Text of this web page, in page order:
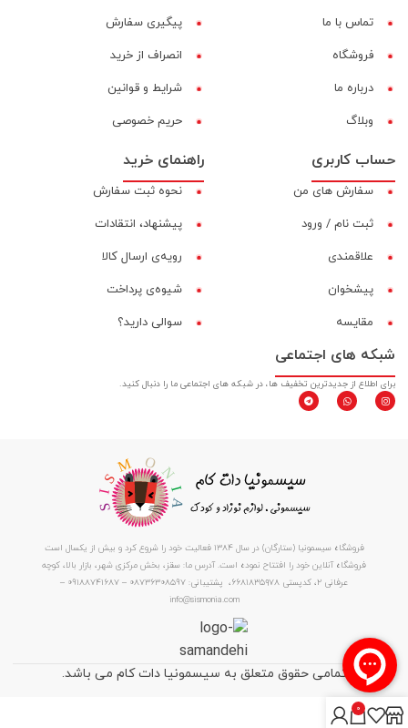
تماس با ما
فروشگاه
درباره ما
وبلاگ
پیگیری سفارش
انصراف از خرید
شرایط و قوانین
حریم خصوصی
حساب کاربری
سفارش های من
ثبت نام / ورود
علاقمندی
پیشخوان
مقایسه‌
راهنمای خرید
نحوه ثبت سفارش
پیشنهاد، انتقادات
رویه‌ی ارسال کالا
شیوه‌ی پرداخت
سوالی دارید؟
شبکه های اجتماعی
برای اطلاع از جدیدترین تخفیف ها، در شبکه های اجتماعی ما را دنبال کنید.
فروشگاه سیسمونیا (ستارگان) در سال 1384 فعالیت خود را شروع کرد و بیش از یکسال است
فروشگاه آنلاین خود را افتتاح نموده است. آدرس ما: سقز، بخش مرکزی شهر، بازار بالا، کوچه
عرفانی ۲، کدپستی ۶۶۸۱۸۳۵۹۷۸، پشتیبانی: 08736308597 – 09188741687 –
info@sismonia.com
تمامی حقوق متعلق به سیسمونیا دات کام می باشد.
0